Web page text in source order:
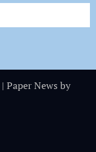
| Paper News by